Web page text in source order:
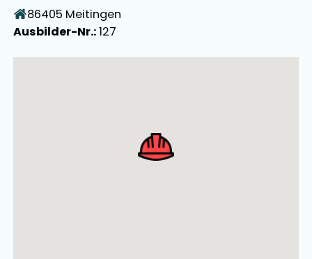
86405 Meitingen
Ausbilder-Nr.:127